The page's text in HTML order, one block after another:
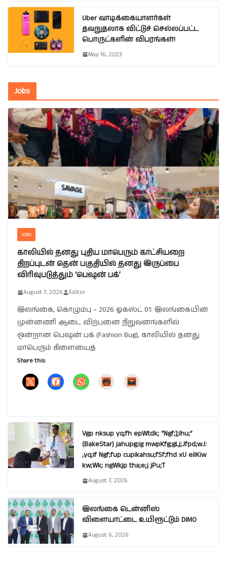
Uber வாடிக்கையாளர்கள்
தவறுதலாக விட்டுச் செல்லப்பட்ட
பொருட்களின் விபரங்கள்!
May 16, 2023
Jobs
JOBS
காலியில் தனது புதிய மாபெரும் காட்சியறை
திறப்புடன் தென் பகுதியில் தனது இருப்பை
விரிவுபடுத்தும் ‘பெஷன் பக்’
August 7, 2026 Editor
இலங்கை, கொழும்பு – 2026 ஓகஸ்ட் 01: இலங்கையின்
முன்னணி ஆடை விற்பனை நிறுவனங்களில்
ஒன்றான பெஷன் பக் (Fashion Bug), காலியில் தனது
மாபெரும் கிளையைத்
Share this:
Vgp nksup yq;fh epWtdk; “Ngf;];lhu;”
(BakeStar) jahupg;ig mwpKfg;gLj;Jfpd;wJ:
,yq;if Ngf;fup cupikahsu;fSf;fhd xU eilKiw
kw;Wk; ngWkjp tha;e;j jPu;T
August 7, 2026
இலங்கை டென்னிஸ்
விளையாட்டை உயிரூட்டும் DIMO
August 6, 2026